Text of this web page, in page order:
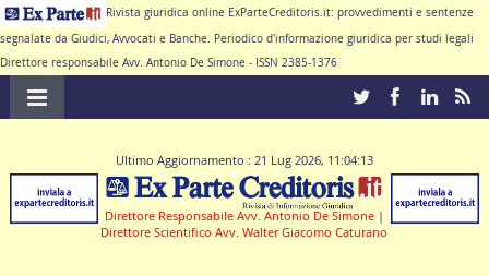
Rivista giuridica online ExParteCreditoris.it: provvedimenti e sentenze
segnalate da Giudici, Avvocati e Banche. Periodico d'informazione giuridica per studi legali
Direttore responsabile Avv. Antonio De Simone - ISSN 2385-1376
Ultimo Aggiornamento : 21 Lug 2026, 11:04:13
Direttore Responsabile Avv. Antonio De Simone |
Direttore Scientifico Avv. Walter Giacomo Caturano